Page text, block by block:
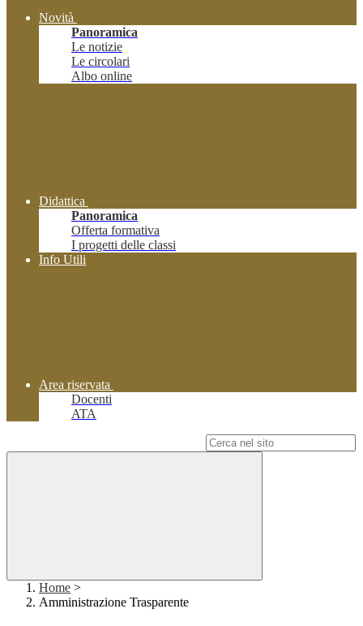
Novità
Panoramica
Le notizie
Le circolari
Albo online
Didattica
Panoramica
Offerta formativa
I progetti delle classi
Info Utili
Area riservata
Docenti
ATA
Home >
Amministrazione Trasparente